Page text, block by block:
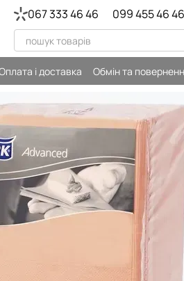
067 333 46 46 099 455 46 46
і доставка Обмін та